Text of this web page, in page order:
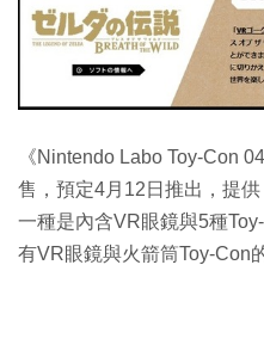
《Nintendo Labo Toy-Con
售，預定4月12日推出，提
一種是內含VR眼鏡與5種
有VR眼鏡與火箭筒Toy-Con